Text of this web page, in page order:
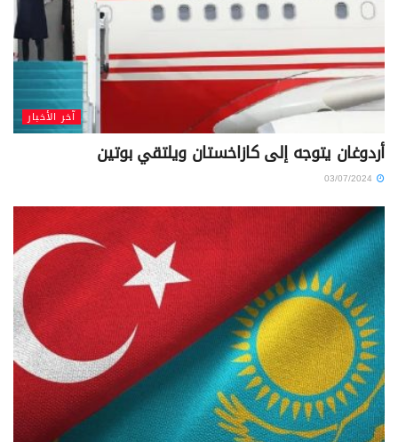
آخر الأخبار
أردوغان يتوجه إلى كازاخستان ويلتقي بوتين